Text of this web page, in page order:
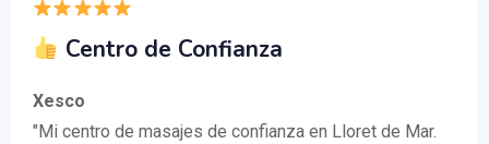
Centro de Confianza
Xesco
"Mi centro de masajes de confianza en Lloret de Mar.